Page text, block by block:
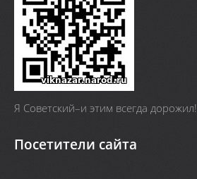
Я Cоветский–и этим всегда дорожил!
Посетители сайта